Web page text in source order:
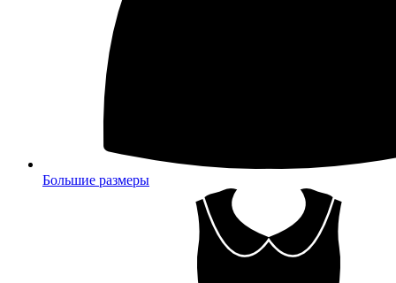
Большие размеры